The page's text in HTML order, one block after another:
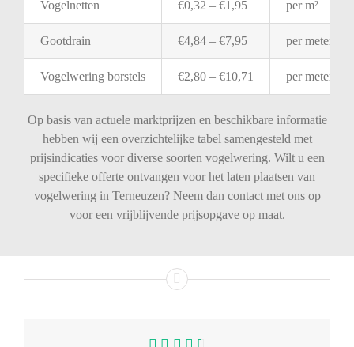
Vogelnetten €0,32 – €1,95 perm²
Gootdrain €4,84 – €7,95 permeter
Vogelwering borstels €2,80 – €10,71 permeter
Op basis van actuele marktprijzen en beschikbare informatie
hebben wij een overzichtelijke tabel samengesteld met
prijsindicaties voor diverse soorten vogelwering. Wilt u een
specifieke offerte ontvangen voor het laten plaatsen van
vogelwering in Terneuzen? Neem dan contact met ons op
voor een vrijblijvende prijsopgave op maat.